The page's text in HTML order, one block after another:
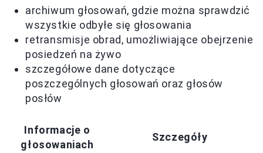
archiwum głosowań, gdzie można sprawdzić
wszystkie odbyłe się głosowania
retransmisje obrad, umożliwiające obejrzenie
posiedzeń na żywo
szczegółowe dane dotyczące
poszczególnych głosowań oraz głosów
posłów
Informacje o
głosowaniach
Szczegóły